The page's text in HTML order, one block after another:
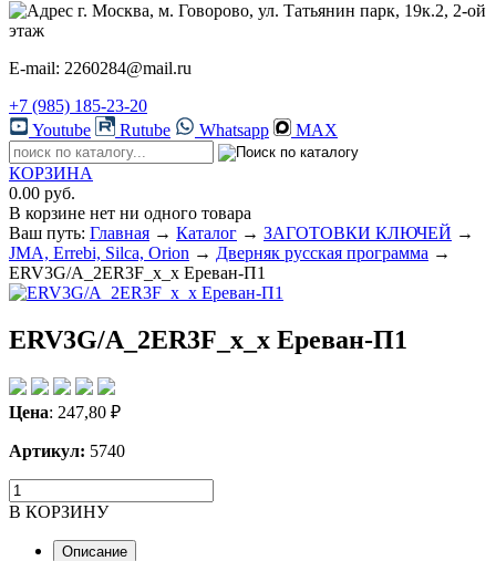
г. Москва, м. Говорово, ул. Татьянин парк, 19к.2, 2-ой
этаж
E-mail: 2260284@mail.ru
+7 (985) 185-23-20
Youtube
Rutube Whatsapp MAX
КОРЗИНА
0.00 руб.
В корзине нет ни одного товара
Ваш путь: Главная → Каталог → ЗАГОТОВКИ КЛЮЧЕЙ →
JMA, Errebi, Silca, Orion → Дверняк русская программа →
ERV3G/A_2ER3F_x_x Ереван-П1
ERV3G/A_2ER3F_x_x Ереван-П1
Цена: 247,80 ₽
Артикул: 5740
В КОРЗИНУ
Описание